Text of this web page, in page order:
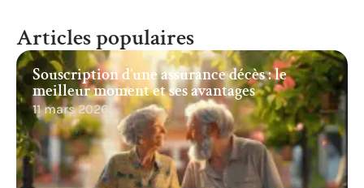
Articles populaires
Souscription d’une assurance décès : le
meilleur moment et ses avantages
11 mars 2026